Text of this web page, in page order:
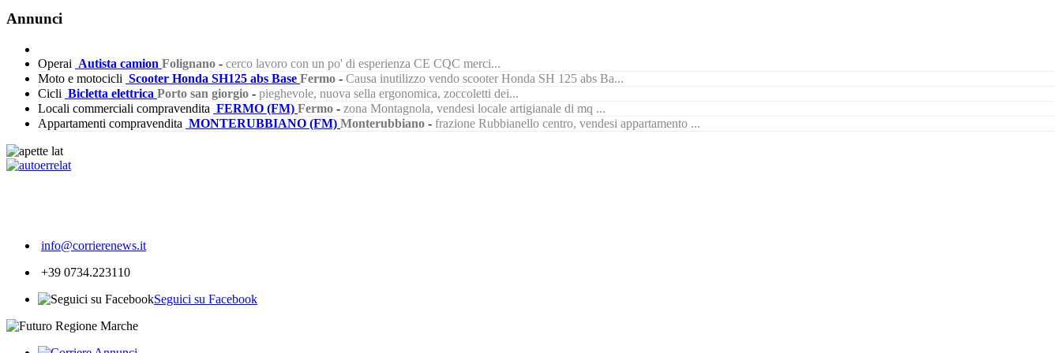
Annunci
Operai Autista camion Folignano - cerco lavoro con un po' di esperienza CE CQC merci...
Moto e motocicli Scooter Honda SH125 abs Base Fermo - Causa inutilizzo vendo scooter Honda SH 125 abs Ba...
Cicli Bicletta elettrica Porto san giorgio - pieghevole, nuova sella ergonomica, zoccoletti dei...
Locali commerciali compravendita FERMO (FM) Fermo - zona Montagnola, vendesi locale artigianale di mq ...
Appartamenti compravendita MONTERUBBIANO (FM) Monterubbiano - frazione Rubbianello centro, vendesi appartamento ...
info@corrierenews.it
+39 0734.223110
Seguici su Facebook